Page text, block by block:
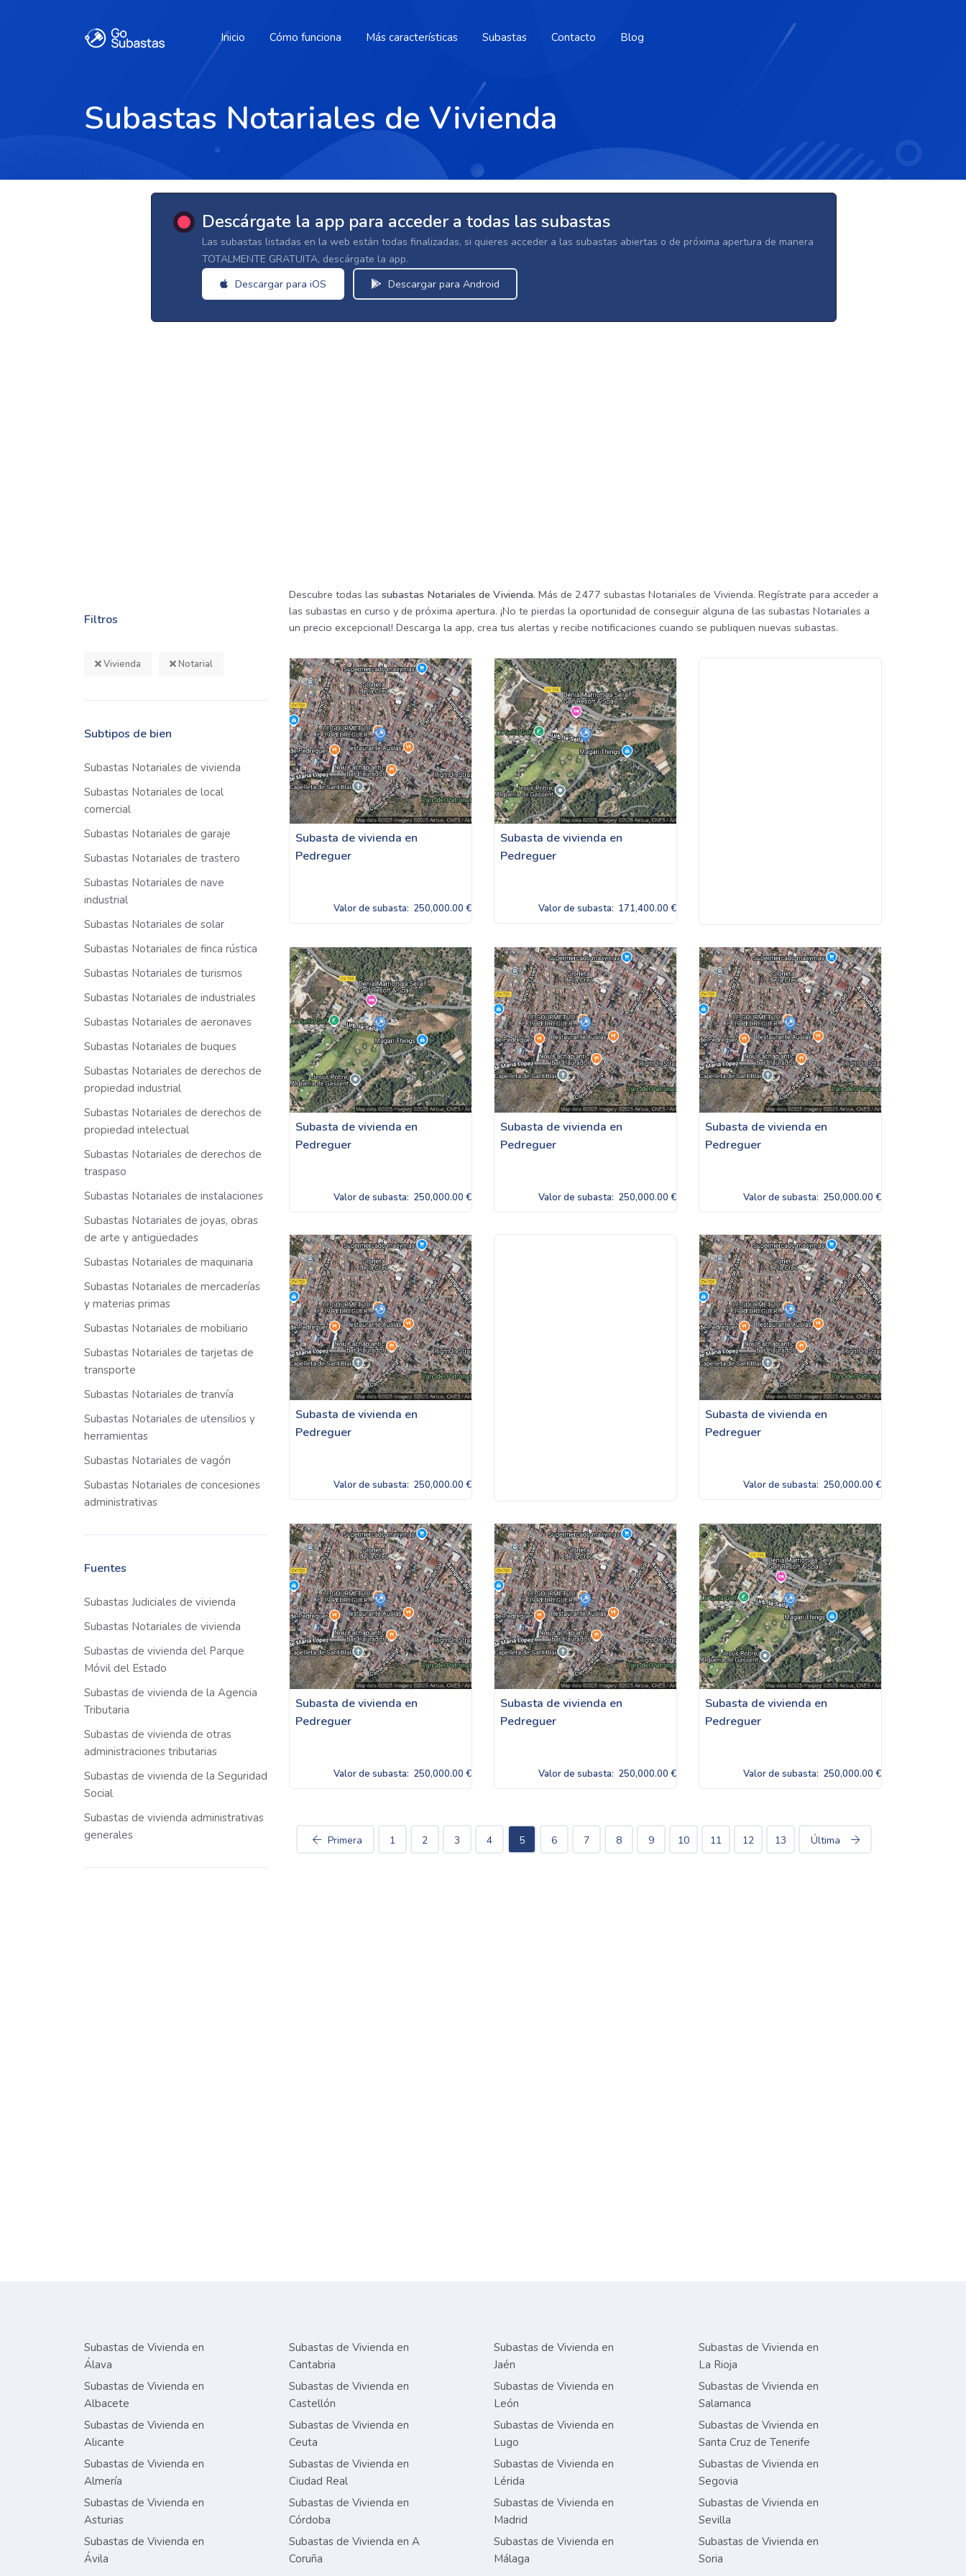
Inicio Cómo funciona Más características Subastas Contacto Blog
Subastas Notariales de Vivienda
Descárgate la app para acceder a todas las subastas
Las subastas listadas en la web están todas finalizadas, si quieres acceder a las subastas abiertas o de próxima apertura de manera
TOTALMENTE GRATUITA, descárgate la app.
Descargar para iOS Descargar para Android
Filtros
Vivienda Notarial
Subtipos de bien
Subastas Notariales de vivienda
Subastas Notariales de local
comercial
Subastas Notariales de garaje
Subastas Notariales de trastero
Subastas Notariales de nave
industrial
Subastas Notariales de solar
Subastas Notariales de finca rústica
Subastas Notariales de turismos
Subastas Notariales de industriales
Subastas Notariales de aeronaves
Subastas Notariales de buques
Subastas Notariales de derechos de
propiedad industrial
Subastas Notariales de derechos de
propiedad intelectual
Subastas Notariales de derechos de
traspaso
Subastas Notariales de instalaciones
Subastas Notariales de joyas, obras
de arte y antigüedades
Subastas Notariales de maquinaria
Subastas Notariales de mercaderías
y materias primas
Subastas Notariales de mobiliario
Subastas Notariales de tarjetas de
transporte
Subastas Notariales de tranvía
Subastas Notariales de utensilios y
herramientas
Subastas Notariales de vagón
Subastas Notariales de concesiones
administrativas
Fuentes
Subastas Judiciales de vivienda
Subastas Notariales de vivienda
Subastas de vivienda del Parque
Móvil del Estado
Subastas de vivienda de la Agencia
Tributaria
Subastas de vivienda de otras
administraciones tributarias
Subastas de vivienda de la Seguridad
Social
Subastas de vivienda administrativas
generales
Descubre todas las subastas Notariales de Vivienda. Más de 2477 subastas Notariales de Vivienda. Regístrate para acceder a
las subastas en curso y de próxima apertura. ¡No te pierdas la oportunidad de conseguir alguna de las subastas Notariales a
un precio excepcional! Descarga la app, crea tus alertas y recibe notificaciones cuando se publiquen nuevas subastas.
Subasta de vivienda en
Pedreguer
Valor de subasta: 250,000.00 €
Subasta de vivienda en
Pedreguer
Valor de subasta: 171,400.00 €
Subasta de vivienda en
Pedreguer
Valor de subasta: 250,000.00 €
Subasta de vivienda en
Pedreguer
Valor de subasta: 250,000.00 €
Subasta de vivienda en
Pedreguer
Valor de subasta: 250,000.00 €
Subasta de vivienda en
Pedreguer
Valor de subasta: 250,000.00 €
Subasta de vivienda en
Pedreguer
Valor de subasta: 250,000.00 €
Subasta de vivienda en
Pedreguer
Valor de subasta: 250,000.00 €
Subasta de vivienda en
Pedreguer
Valor de subasta: 250,000.00 €
Subasta de vivienda en
Pedreguer
Valor de subasta: 250,000.00 €
Primera 1 2 3 4 5 6 7 8 9 10 11 12 13 Última
Subastas de Vivienda en
Álava
Subastas de Vivienda en
Albacete
Subastas de Vivienda en
Alicante
Subastas de Vivienda en
Almería
Subastas de Vivienda en
Asturias
Subastas de Vivienda en
Ávila
Subastas de Vivienda en
Cantabria
Subastas de Vivienda en
Castellón
Subastas de Vivienda en
Ceuta
Subastas de Vivienda en
Ciudad Real
Subastas de Vivienda en
Córdoba
Subastas de Vivienda en A
Coruña
Subastas de Vivienda en
Jaén
Subastas de Vivienda en
León
Subastas de Vivienda en
Lugo
Subastas de Vivienda en
Lérida
Subastas de Vivienda en
Madrid
Subastas de Vivienda en
Málaga
Subastas de Vivienda en
La Rioja
Subastas de Vivienda en
Salamanca
Subastas de Vivienda en
Santa Cruz de Tenerife
Subastas de Vivienda en
Segovia
Subastas de Vivienda en
Sevilla
Subastas de Vivienda en
Soria